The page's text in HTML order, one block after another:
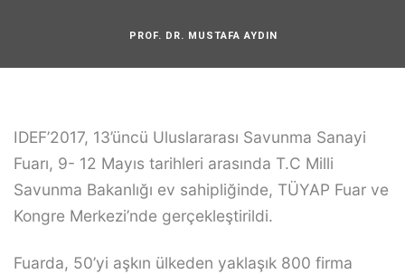
PROF. DR. MUSTAFA AYDIN
IDEF’2017, 13’üncü Uluslararası Savunma Sanayi
Fuarı, 9- 12 Mayıs tarihleri arasında T.C Milli
Savunma Bakanlığı ev sahipliğinde, TÜYAP Fuar ve
Kongre Merkezi’nde gerçekleştirildi.
Fuarda, 50’yi aşkın ülkeden yaklaşık 800 firma